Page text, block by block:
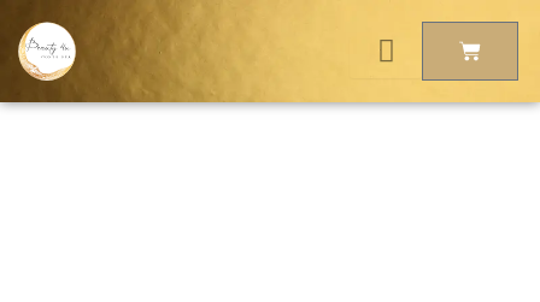
contenido
Carrito
Head SPA & Face 150,00 €
SPA
&
cantidad